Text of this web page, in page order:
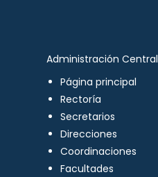
Administración Central
Página principal
Rectoría
Secretarios
Direcciones
Coordinaciones
Facultades